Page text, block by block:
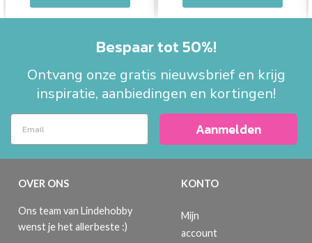
Bespaar tot 50%!
Ontvang onze gratis nieuwsbrief en krijg
inspiratie, aanbiedingen en kortingen!
Aanmelden
OVER ONS
Ons team van Lindehobby
wenst je het allerbeste :)
KONTO
Mijn
account